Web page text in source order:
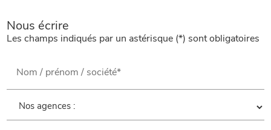
Nous écrire
Les champs indiqués par un astérisque (*) sont obligatoires
Nom / prénom / société*